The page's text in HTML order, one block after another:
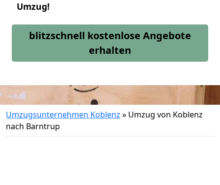
Umzug!
blitzschnell kostenlose Angebote
erhalten
Umzugsunternehmen Koblenz » Umzug von Koblenz
nach Barntrup